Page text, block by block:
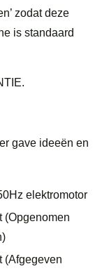
zodat deze
is standaard
gave ideeën en
elektromotor
(Opgenomen
(Afgegeven